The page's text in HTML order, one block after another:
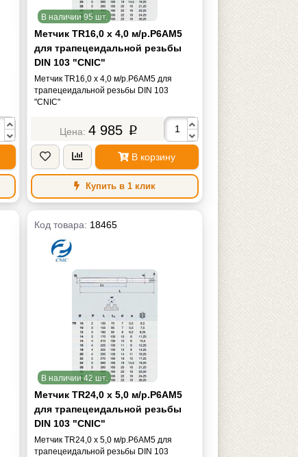
В наличии 95 шт.
Метчик TR16,0 х 4,0 м/р.Р6АМ5
для трапецеидальной резьбы
DIN 103 "CNIC"
Метчик TR16,0 х 4,0 м/р.Р6АМ5 для
трапецеидальной резьбы DIN 103
"CNIC"
4 985 p
В корзину
Купить в 1 клик
Код товара: 18465
В наличии 42 шт.
Метчик TR24,0 х 5,0 м/р.Р6АМ5
для трапецеидальной резьбы
DIN 103 "CNIC"
Метчик TR24,0 х 5,0 м/р.Р6АМ5 для
трапецеидальной резьбы DIN 103